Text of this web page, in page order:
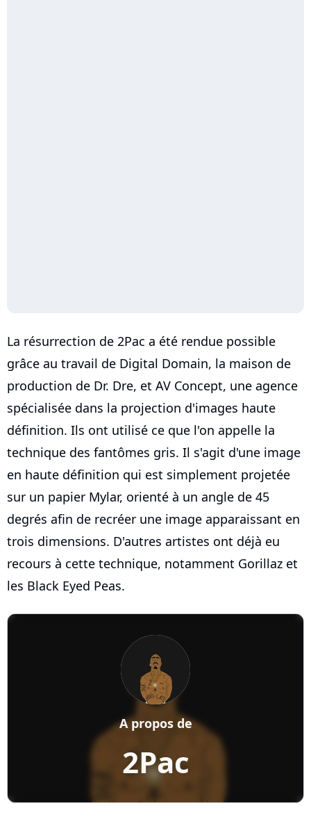
La résurrection de 2Pac a été rendue possible
grâce au travail de Digital Domain, la maison de
production de Dr. Dre, et AV Concept, une agence
spécialisée dans la projection d'images haute
définition. Ils ont utilisé ce que l'on appelle la
technique des fantômes gris. Il s'agit d'une image
en haute définition qui est simplement projetée
sur un papier Mylar, orienté à un angle de 45
degrés afin de recréer une image apparaissant en
trois dimensions. D'autres artistes ont déjà eu
recours à cette technique, notamment Gorillaz et
les Black Eyed Peas.
2Pac
A propos de